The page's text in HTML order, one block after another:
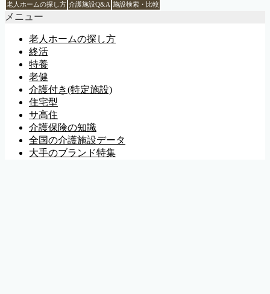
老人ホームの探し方 介護施設Q&A 施設検索・比較
メニュー
老人ホームの探し方
終活
特養
老健
介護付き(特定施設)
住宅型
サ高住
介護保険の知識
全国の介護施設データ
大手のブランド特集